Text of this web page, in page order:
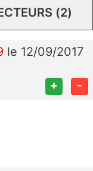
(2)
le 12/09/2017
+ -